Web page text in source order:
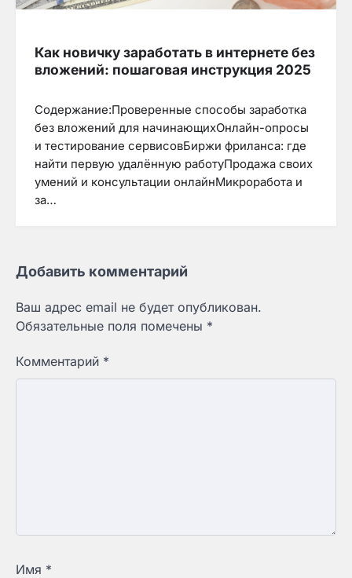
Как новичку заработать в интернете без
вложений: пошаговая инструкция 2025
Содержание:Проверенные способы заработка
без вложений для начинающихОнлайн-опросы
и тестирование сервисовБиржи фриланса: где
найти первую удалённую работуПродажа своих
умений и консультации онлайнМикроработа и
за…
Добавить комментарий
Ваш адрес email не будет опубликован.
Обязательные поля помечены *
Комментарий *
Имя *